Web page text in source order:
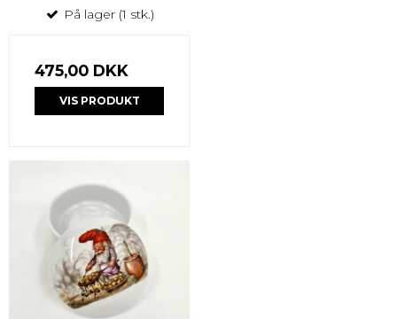
På lager (1 stk.)
475,00 DKK
VIS PRODUKT